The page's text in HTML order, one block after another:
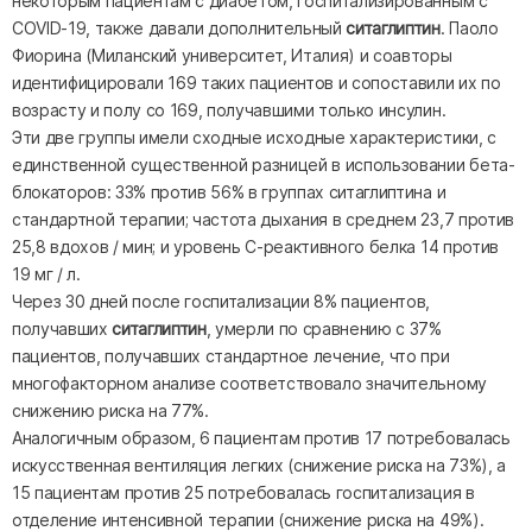
COVID-19, также давали дополнительныйситаглиптин. Паоло
Фиорина (Миланский университет, Италия) и соавторы
идентифицировали 169 таких пациентов и сопоставили их по
возрасту и полу со 169, получавшими только инсулин.
Эти две группы имели сходные исходные характеристики, с
единственной существенной разницей в использовании бета-
блокаторов: 33% против 56% в группах ситаглиптина и
стандартной терапии; частота дыхания в среднем 23,7 против
25,8 вдохов / мин; и уровень С-реактивного белка 14 против
19 мг / л.
Через 30 дней после госпитализации 8% пациентов,
получавшихситаглиптин, умерли по сравнению с 37%
пациентов, получавших стандартное лечение, что при
многофакторном анализе соответствовало значительному
снижению риска на 77%.
Аналогичным образом, 6 пациентам против 17 потребовалась
искусственная вентиляция легких (снижение риска на 73%), а
15 пациентам против 25 потребовалась госпитализация в
отделение интенсивной терапии (снижение риска на 49%).